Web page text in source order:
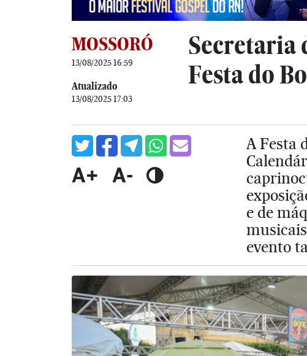
MOSSORÓ
13/08/2025 16:59
Atualizado
13/08/2025 17:03
Secretaria
Festa do
A+ A-
A Festa
e de
evento